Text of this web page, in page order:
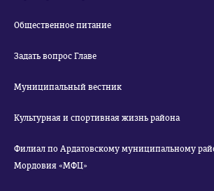
Общественное питание
Задать вопрос Главе
Муниципальный вестник
Культурная и спортивная жизнь района
Филиал по Ардатовскому муниципальному
Мордовия «МФЦ»